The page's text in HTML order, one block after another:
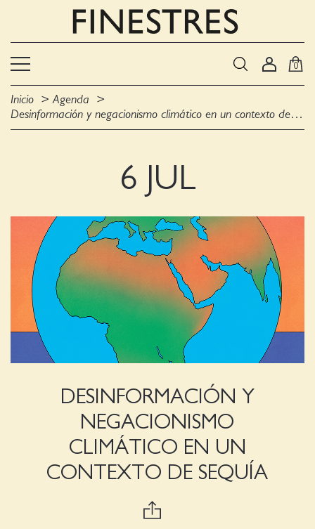
0
Inicio
Agenda
Desinformación y negacionismo climático en un contexto de sequía
6 JUL
DESINFORMACIÓN Y
NEGACIONISMO
CLIMÁTICO EN UN
CONTEXTO DE SEQUÍA